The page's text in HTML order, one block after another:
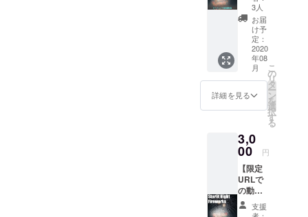
者をお
知らせ
くださ
い。製
造メー
カーに
限らず
すべて
の花火
ル
ゴー、
村瀬煙
火は除
外とな
りま
す。 応
会のダ
イジェ
スト動
画を配
信！限
定URL
をリ
ターン
として
お届け
しま
回の決
済に220
円の手
数料が
かかり
ますの
で、複
数の場
3人
お届
け予
定：
2020
年08
月
詳細を見る
こ
の
リ
タ
ー
ン
を
選
択
す
る
3,0
00 円
【限定
URLで
の動画
配信
＋ お
支援